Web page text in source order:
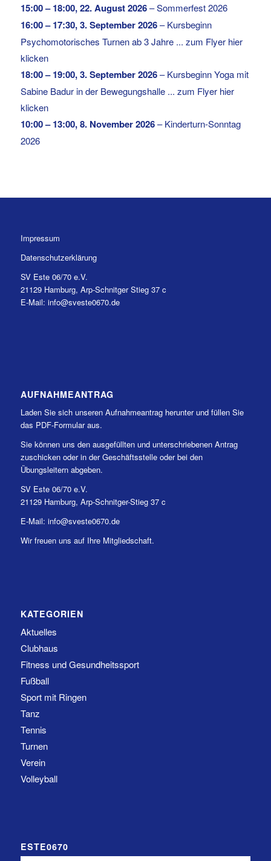
15:00– 18:00,22. August 2026–Sommerfest 2026
16:00– 17:30,3. September 2026–Kursbeginn
Psychomotorisches Turnen ab 3 Jahre ... zum Flyer hier
klicken
18:00– 19:00,3. September 2026–Kursbeginn Yoga mit
Sabine Badur in der Bewegungshalle ... zum Flyer hier
klicken
10:00– 13:00,8. November 2026–Kinderturn-Sonntag
2026
Impressum
Datenschutzerklärung
SV Este 06/70 e.V.
21129 Hamburg, Arp-Schnitger Stieg 37 c
E-Mail: info@sveste0670.de
AUFNAHMEANTRAG
Laden Sie sich unseren Aufnahmeantrag herunter und füllen Sie
das PDF-Formular aus.
Sie können uns den ausgefüllten und unterschriebenen Antrag
zuschicken oder in der Geschäftsstelle oder bei den
Übungsleitern abgeben.
SV Este 06/70 e.V.
21129 Hamburg, Arp-Schnitger-Stieg 37 c
E-Mail: info@sveste0670.de
Wir freuen uns auf Ihre Mitgliedschaft.
KATEGORIEN
Aktuelles
Clubhaus
Fitness und Gesundheitssport
Fußball
Sport mit Ringen
Tanz
Tennis
Turnen
Verein
Volleyball
ESTE0670